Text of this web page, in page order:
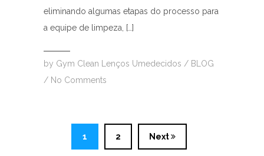
eliminando algumas etapas do processo para
a equipe de limpeza, […]
by Gym Clean Lenços Umedecidos / BLOG
/ No Comments
1 2 Next